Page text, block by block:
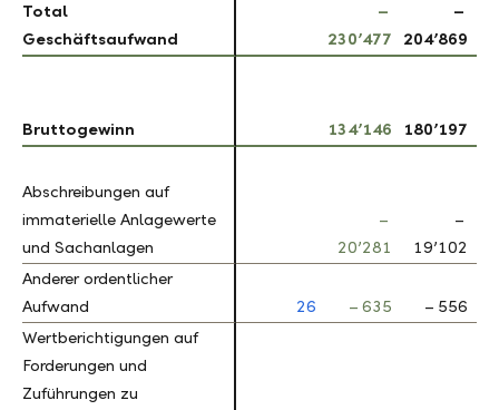
Total
Geschäftsaufwand
–
230’477
–
204’869
Bruttogewinn 134’146 180’197
Abschreibungen auf
immaterielle Anlagewerte
und Sachanlagen
–
20’281
–
19’102
Anderer ordentlicher
Aufwand
26 – 635 – 556
Wertberichtigungen auf
Forderungen und
Zuführungen zu
Total
Geschäftsaufwand
Bruttogewinn
Abschreibungen auf
immaterielle Anlagewerte
und Sachanlagen
Anderer ordentlicher
Aufwand
Wertberichtigungen auf
Forderungen und
Zuführungen zu